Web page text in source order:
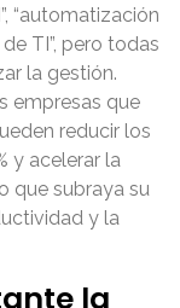
“automatización
TI”, pero todas
la gestión.
empresas que
reducir los
y acelerar la
que subraya su
y la
la